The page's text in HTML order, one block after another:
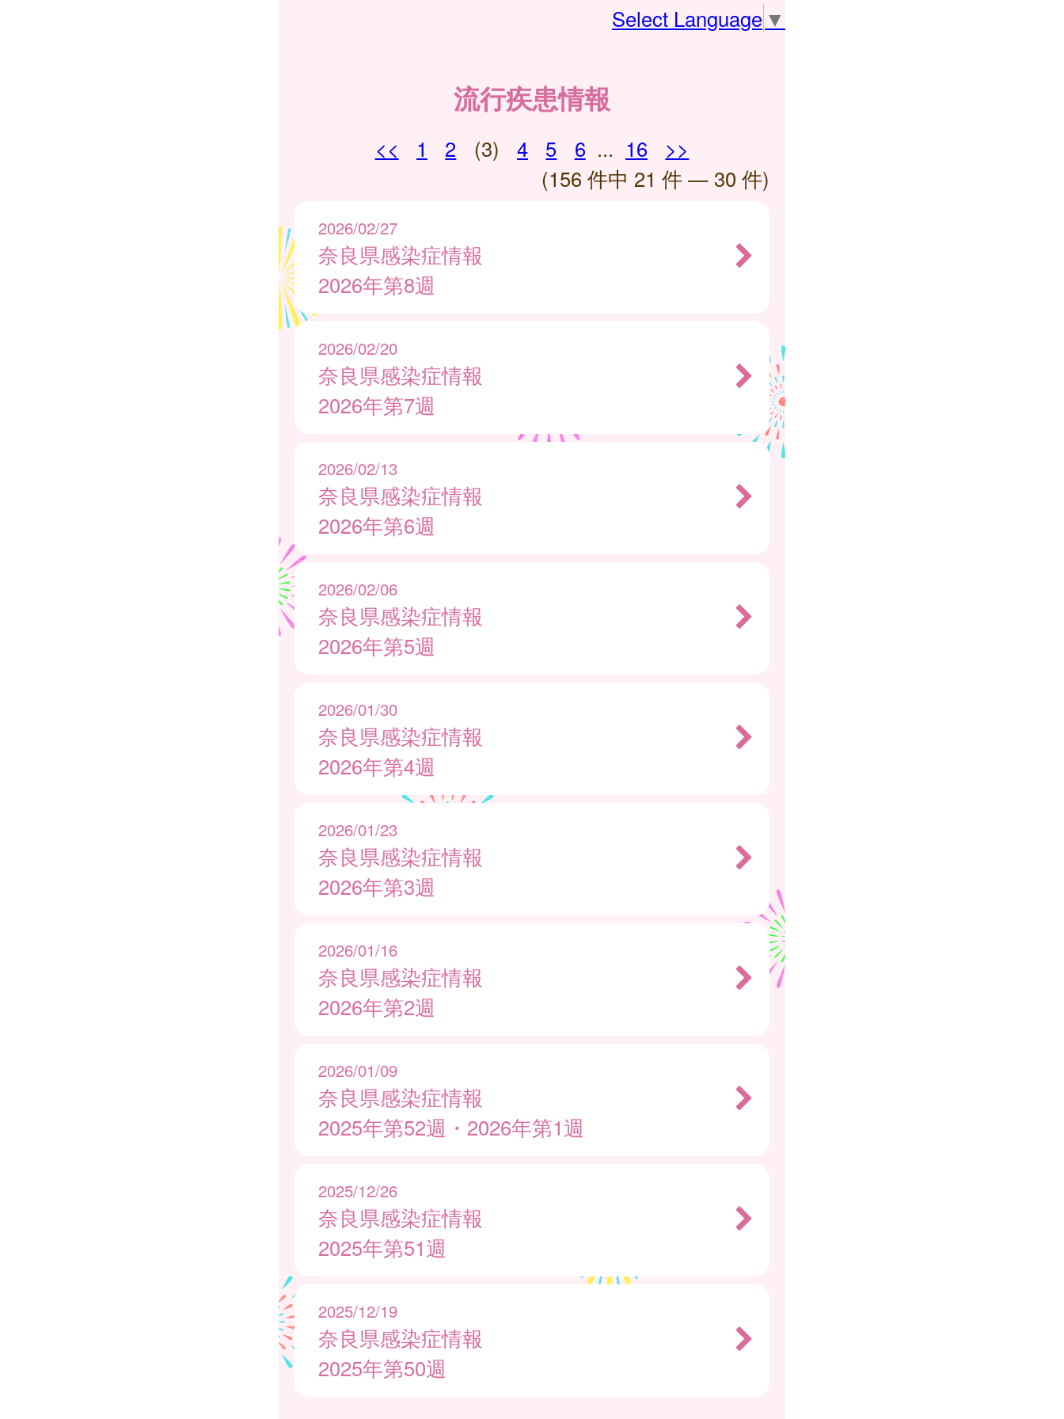
Select Language ▼
流行疾患情報
<< 1 2 (3) 4 5 6 ... 16
>>
(156 件中 21 件 — 30 件)
2026/02/27
奈良県感染症情報
2026年第8週
2026/02/20
奈良県感染症情報
2026年第7週
2026/02/13
奈良県感染症情報
2026年第6週
2026/02/06
奈良県感染症情報
2026年第5週
2026/01/30
奈良県感染症情報
2026年第4週
2026/01/23
奈良県感染症情報
2026年第3週
2026/01/16
奈良県感染症情報
2026年第2週
2026/01/09
奈良県感染症情報
2025年第52週・2026年第1週
2025/12/26
奈良県感染症情報
2025年第51週
2025/12/19
奈良県感染症情報
2025年第50週